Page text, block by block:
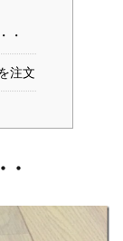
・
注文
・